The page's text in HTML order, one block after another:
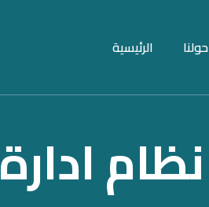
الرئيسية حولنا
نظام ادارة